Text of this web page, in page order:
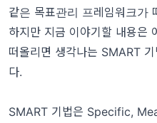
같은 목표관리 프레임워크가
하지만 지금 이야기할 내용은
떠올리면 생각나는 SMART
다.
SMART 기법은 Specific,